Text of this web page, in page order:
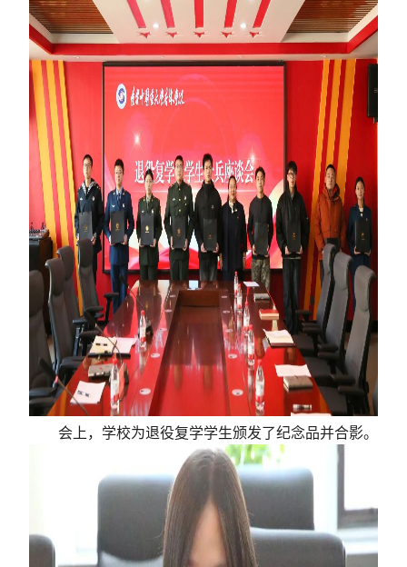
会上，学校为退役复学学生颁发了纪念品并合影。